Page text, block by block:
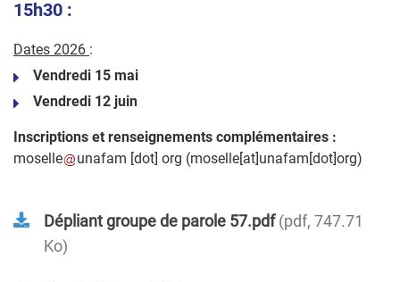
15h30 :
Dates 2026 :
Vendredi 15 mai
Vendredi 12 juin
Inscriptions et renseignements complémentaires :
moselle
unafam [dot] org (moselle[at]unafam[dot]org)
Dépliant groupe de parole 57.pdf pdf, 747.71
Ko